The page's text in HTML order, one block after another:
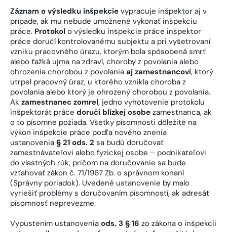
Záznam o výsledku inšpekcie vypracuje inšpektor aj v
prípade, ak mu nebude umožnené vykonať inšpekciu
práce. Protokol o výsledku inšpekcie práce inšpektor
práce doručí kontrolovanému subjektu a pri vyšetrovaní
vzniku pracovného úrazu, ktorým bola spôsobená smrť
alebo ťažká ujma na zdraví, choroby z povolania alebo
ohrozenia chorobou z povolania aj zamestnancovi, ktorý
utrpel pracovný úraz, u ktorého vznikla choroba z
povolania alebo ktorý je ohrozený chorobou z povolania.
Ak zamestnanec zomrel, jedno vyhotovenie protokolu
inšpektorát práce doručí blízkej osobe zamestnanca, ak
o to písomne požiada. Všetky písomnosti dôležité na
výkon inšpekcie práce podľa nového znenia
ustanovenia § 21 ods. 2 sa budú doručovať
zamestnávateľovi alebo fyzickej osobe – podnikateľovi
do vlastných rúk, pričom na doručovanie sa bude
vzťahovať zákon č. 71/1967 Zb. o správnom konaní
(Správny poriadok). Uvedené ustanovenie by malo
vyriešiť problémy s doručovaním písomností, ak adresát
písomnosť neprevezme.
Vypustením ustanovenia ods. 3 § 16 zo zákona o inšpekcii